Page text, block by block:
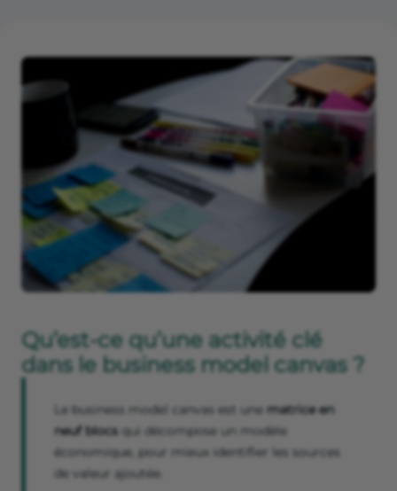
Qu’est-ce qu’une activité clé
dans le business model canvas ?
Le business model canvas est une matrice en
neuf blocs qui décompose un modèle
économique, pour mieux identifier les sources
de valeur ajoutée.